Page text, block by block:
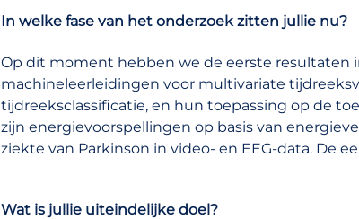
In welke fase van het onderzoek zitten jullie nu?
Op dit moment hebben we de eerste resultaten
machineleerleidingen voor multivariate
tijdreeksclassificatie, en hun toepassing op de
zijn energievoorspellingen op basis van
ziekte van Parkinson in video- en EEG-data. De
Wat is jullie uiteindelijke doel?